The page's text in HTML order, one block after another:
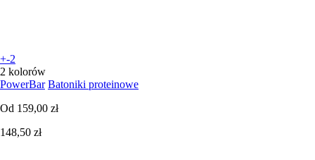
+-2
2 kolorów
PowerBar Batoniki proteinowe
Od 159,00 zł
148,50 zł